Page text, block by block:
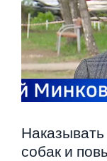
собак и